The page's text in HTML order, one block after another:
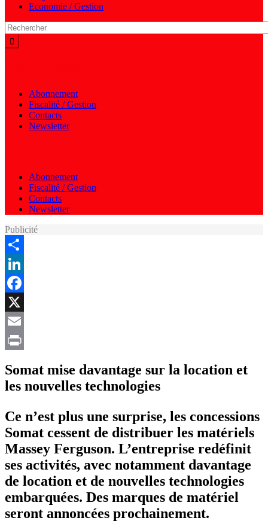
Economie / Gestion
Abonnement
Fiscalité / Gestion
Contacts
Newsletter
Abonnement
Fiscalité / Gestion
Contacts
Newsletter
Publicité
Share
LinkedIn
Facebook
X
Email
Somat mise davantage sur la location et
les nouvelles technologies
Ce n’est plus une surprise, les concessions
Somat cessent de distribuer les matériels
Massey Ferguson. L’entreprise redéfinit
ses activités, avec notamment davantage
de location et de nouvelles technologies
embarquées. Des marques de matériel
seront annoncées prochainement.